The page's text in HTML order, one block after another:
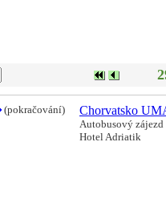
(pokračování) Chorvatsko
Autobusový
Hotel Adriatik